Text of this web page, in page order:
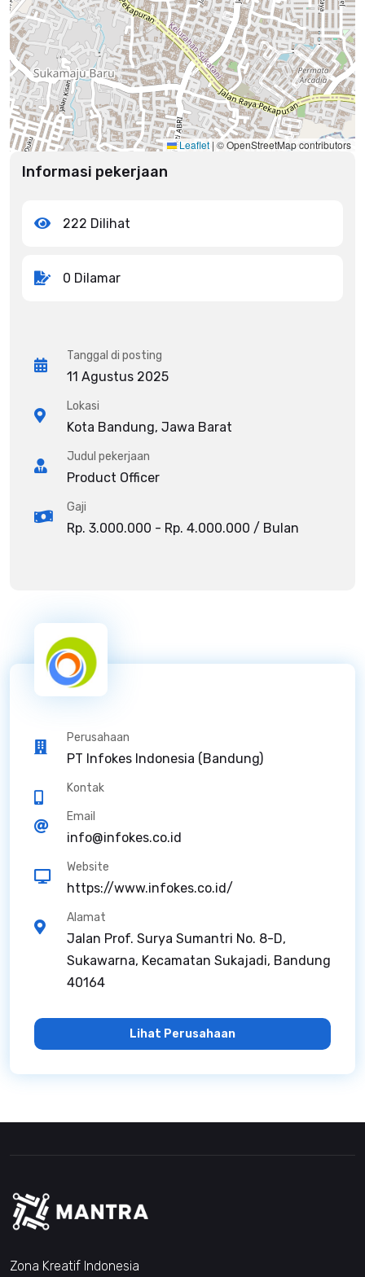
Leaflet | © OpenStreetMap contributors
Informasi pekerjaan
222 Dilihat
0 Dilamar
Tanggal di posting
11 Agustus 2025
Lokasi
Kota Bandung, Jawa Barat
Judul pekerjaan
Product Officer
Gaji
Rp. 3.000.000 - Rp. 4.000.000 / Bulan
Perusahaan
PT Infokes Indonesia (Bandung)
Kontak
Email
info@infokes.co.id
Website
https://www.infokes.co.id/
Alamat
Jalan Prof. Surya Sumantri No. 8-D,
Sukawarna, Kecamatan Sukajadi, Bandung
40164
Lihat Perusahaan
Zona Kreatif Indonesia